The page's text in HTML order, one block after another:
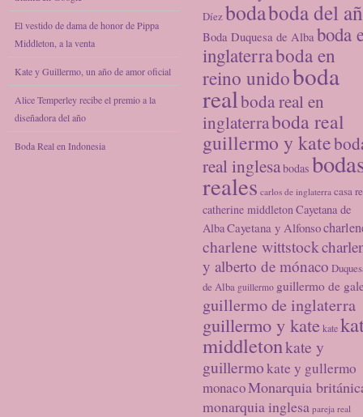
El vestido de dama de honor de Pippa
Middleton, a la venta
Kate y Guillermo, un año de amor oficial
Alice Temperley recibe el premio a la
diseñadora del año
Boda Real en Indonesia
Díezbodaboda del
Boda Duquesa de Alba boda
inglaterraboda en
reino unidoboda
realboda real en
inglaterraboda real
guillermo y kate
real inglesabodas
reales carlos de inglaterra casa
catherine middletonCayetana de
AlbaCayetana y Alfonso
charlene wittstock
y alberto de mónaco
de Alba guillermo guillermo de
guillermo de inglaterra
guillermo y katekate
middletonkate y
guillermokate y gullermo
monacoMonarquia
monarquia inglesa pareja real